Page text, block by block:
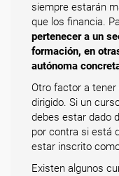
siempre estarán
que los financia.
pertenecer a un
formación, en
autónoma
Otro factor a tener
dirigido. Si un
debes estar dado
por contra si está
estar inscrito
Existen algunos